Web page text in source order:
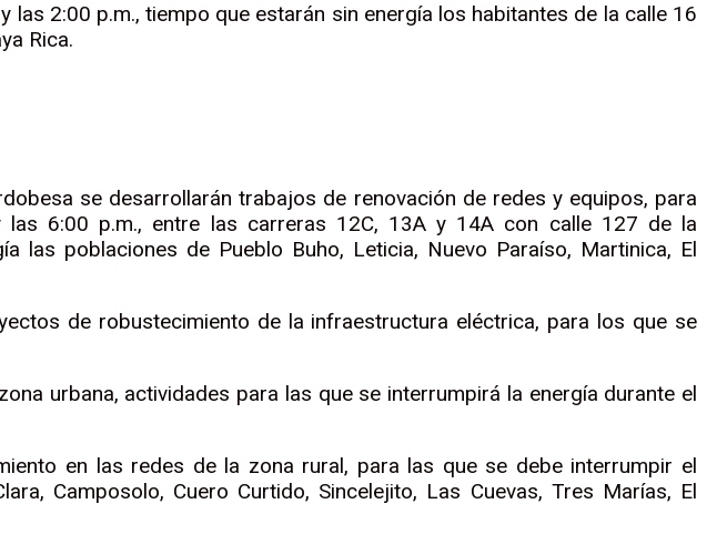
2:00 p.m., tiempo que estarán sin energía los habitantes de la calle 16
Rica.
se desarrollarán trabajos de renovación de redes y equipos, para
6:00 p.m., entre las carreras 12C, 13A y 14A con calle 127 de la
las poblaciones de Pueblo Buho, Leticia, Nuevo Paraíso, Martinica, El
de robustecimiento de la infraestructura eléctrica, para los que se
urbana, actividades para las que se interrumpirá la energía durante el
en las redes de la zona rural, para las que se debe interrumpir el
Camposolo, Cuero Curtido, Sincelejito, Las Cuevas, Tres Marías, El